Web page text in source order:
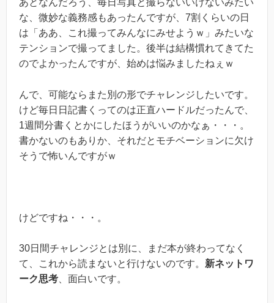
あとなんだろう、毎日写真と撮らないいけないみたい
な、微妙な義務感もあったんですが、7割くらいの日
は「ああ、これ撮ってみんなにみせようｗ」みたいな
テンションで撮ってました。後半は結構慣れてきてた
のでよかったんですが、始めは悩みましたねぇｗ
んで、可能ならまた別の形でチャレンジしたいです。
けど毎日日記書くってのは正直ハードルだったんで、
1週間分書くとかにしたほうがいいのかなぁ・・・。
書かないのもありか、それだとモチベーションに欠け
そうで怖いんですがｗ
けどですね・・・。
30日間チャレンジとは別に、まだ本が終わってなく
て、これから読まないと行けないのです。 新ネットワ
ーク思考、面白いです。